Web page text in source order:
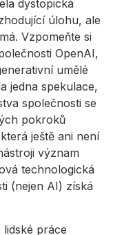
dystopická
úlohu, ale
Vzpomeňte si
OpenAI,
umělé
jedna spekulace,
společnosti se
pokroků
ještě ani není
význam
technologická
(nejen AI) získá
práce